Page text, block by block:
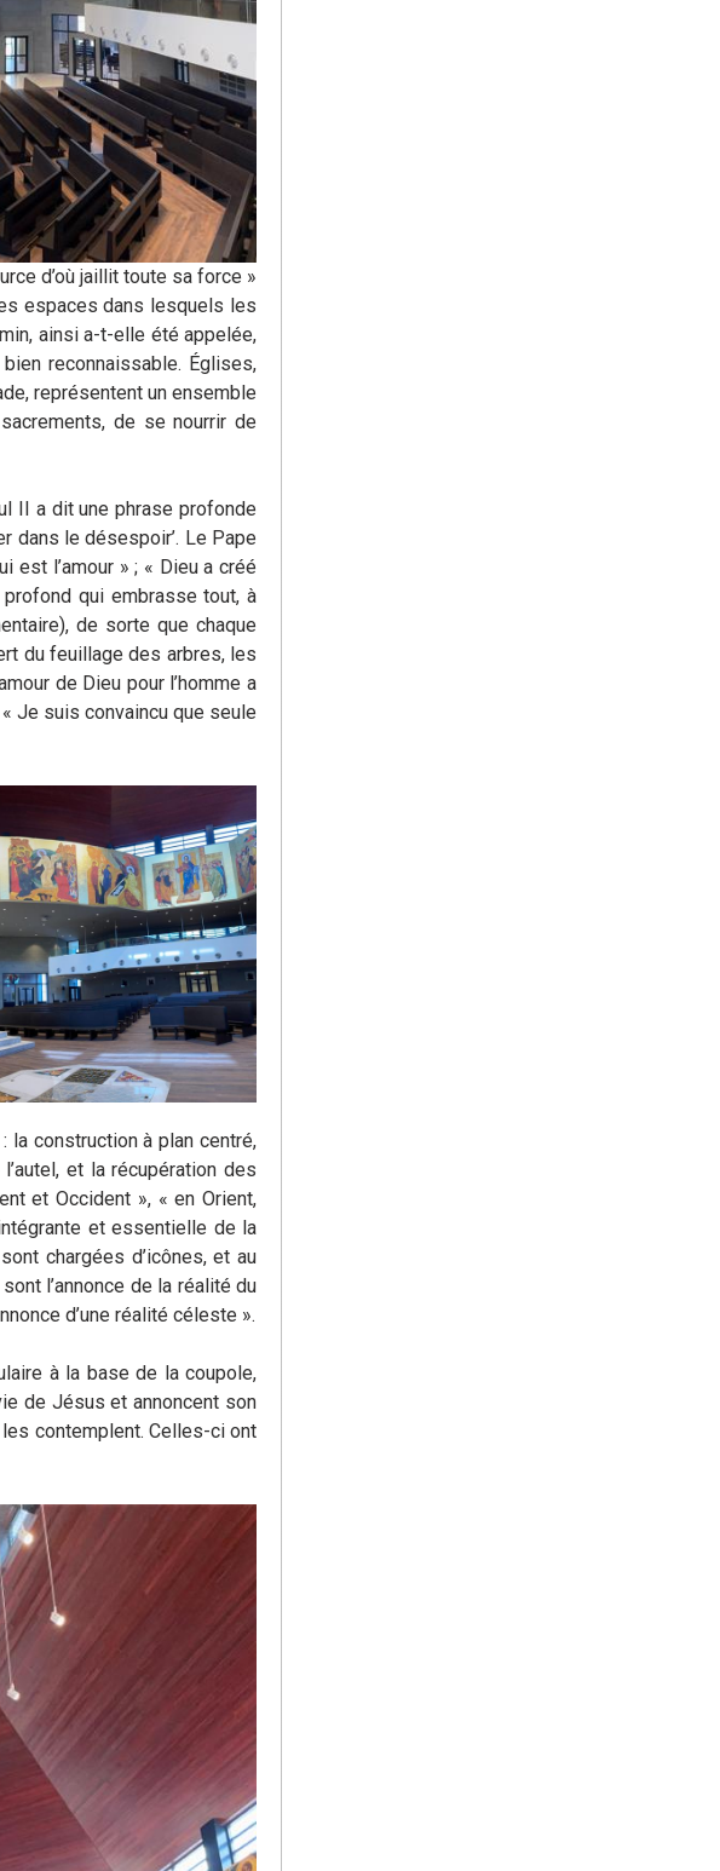
d’où jaillit toute sa force »
espaces dans lesquels les
ainsi a-t-elle été appelée,
reconnaissable. Églises,
représentent un ensemble
de se nourrir de
II a dit une phrase profonde
dans le désespoir’. Le Pape
est l’amour » ; « Dieu a créé
qui embrasse tout, à
de sorte que chaque
du feuillage des arbres, les
de Dieu pour l’homme a
Je suis convaincu que seule
la construction à plan centré,
et la récupération des
et Occident », « en Orient,
et essentielle de la
chargées d’icônes, et au
l’annonce de la réalité du
d’une réalité céleste ».
à la base de la coupole,
de Jésus et annoncent son
contemplent. Celles-ci ont